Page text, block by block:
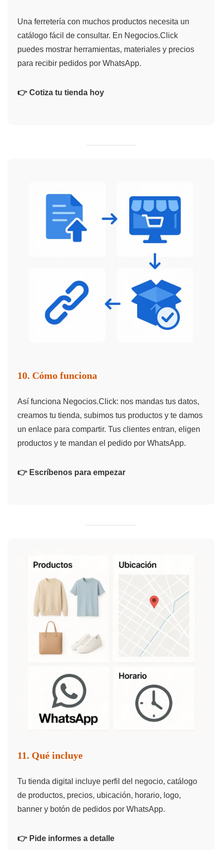
Una ferretería con muchos productos necesita un
catálogo fácil de consultar. En Negocios.Click
puedes mostrar herramientas, materiales y precios
para recibir pedidos por WhatsApp.
👉 Cotiza tu tienda hoy
10. Cómo funciona
Así funciona Negocios.Click: nos mandas tus datos,
creamos tu tienda, subimos tus productos y te damos
un enlace para compartir. Tus clientes entran, eligen
productos y te mandan el pedido por WhatsApp.
👉 Escríbenos para empezar
11. Qué incluye
Tu tienda digital incluye perfil del negocio, catálogo
de productos, precios, ubicación, horario, logo,
banner y botón de pedidos por WhatsApp.
👉 Pide informes a detalle